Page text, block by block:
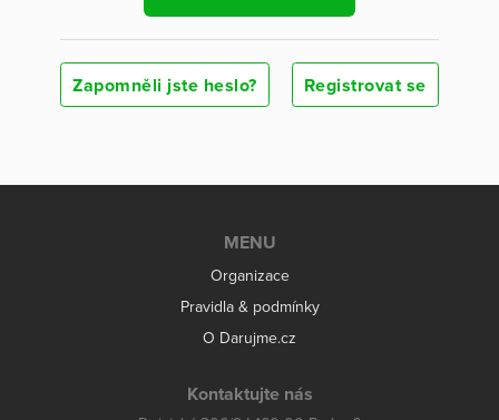
Zapomněli jste heslo? Registrovat se
MENU
Organizace
Pravidla & podmínky
O Darujme.cz
Kontaktujte nás